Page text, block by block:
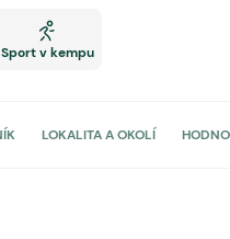
Sport v kempu
LOKALITA A OKOLÍ